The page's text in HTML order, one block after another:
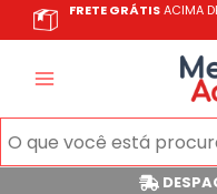
para
FRETE GRÁTISACIMA